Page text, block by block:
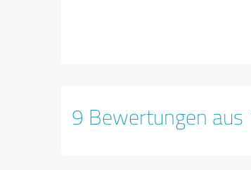
9 Bewertungen aus